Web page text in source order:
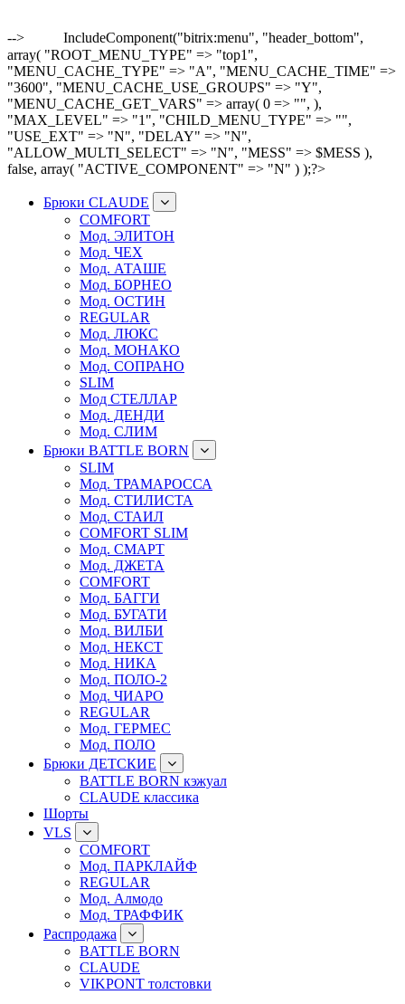
-->
IncludeComponent("bitrix:menu", "header_bottom",
array( "ROOT_MENU_TYPE" => "top1",
"MENU_CACHE_TYPE" => "A", "MENU_CACHE_TIME" =>
"3600", "MENU_CACHE_USE_GROUPS" => "Y",
"MENU_CACHE_GET_VARS" => array( 0 => "", ),
"MAX_LEVEL" => "1", "CHILD_MENU_TYPE" => "",
"USE_EXT" => "N", "DELAY" => "N",
"ALLOW_MULTI_SELECT" => "N", "MESS" => $MESS ),
false, array( "ACTIVE_COMPONENT" => "N" ) );?>
Брюки CLAUDE
COMFORT
Мод. ЭЛИТОН
Мод. ЧЕХ
Мод. АТАШЕ
Мод. БОРНЕО
Мод. ОСТИН
REGULAR
Мод. ЛЮКС
Мод. МОНАКО
Мод. СОПРАНО
SLIM
Мод СТЕЛЛАР
Мод. ДЕНДИ
Мод. СЛИМ
Брюки BATTLE BORN
SLIM
Мод. ТРАМАРОССА
Мод. СТИЛИСТА
Мод. СТАИЛ
COMFORT SLIM
Мод. СМАРТ
Мод. ДЖЕТА
COMFORT
Мод. БАГГИ
Мод. БУГАТИ
Мод. ВИЛБИ
Мод. НЕКСТ
Мод. НИКА
Мод. ПОЛО-2
Мод. ЧИАРО
REGULAR
Мод. ГЕРМЕС
Мод. ПОЛО
Брюки ДЕТСКИЕ
BATTLE BORN кэжуал
CLAUDE классика
Шорты
VLS
COMFORT
Мод. ПАРКЛАЙФ
REGULAR
Мод. Алмодо
Мод. ТРАФФИК
Распродажа
BATTLE BORN
CLAUDE
VIKPONT толстовки